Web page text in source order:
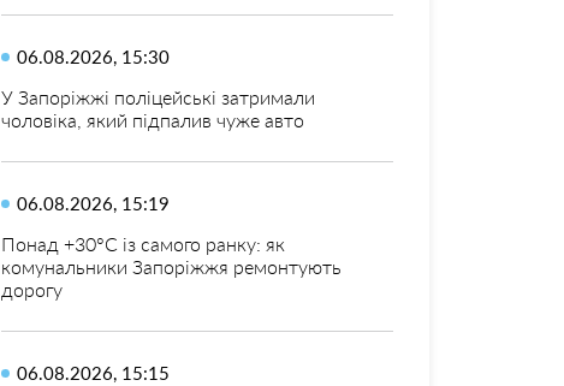
06.08.2026, 15:30
У Запоріжжі поліцейські затримали
чоловіка, який підпалив чуже авто
06.08.2026, 15:19
Понад +30°C із самого ранку: як
комунальники Запоріжжя ремонтують
дорогу
06.08.2026, 15:15